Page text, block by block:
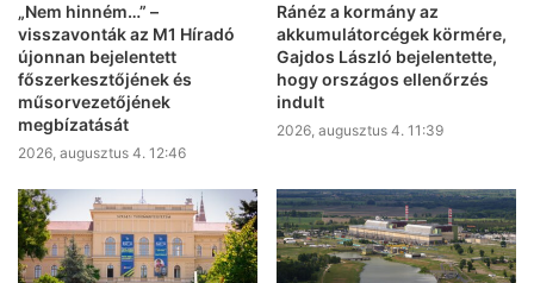
„Nem hinném…” –
visszavonták az M1 Híradó
újonnan bejelentett
főszerkesztőjének és
műsorvezetőjének
megbízatását
2026, augusztus 4. 12:46
Ránéz a kormány az
akkumulátorcégek körmére,
Gajdos László bejelentette,
hogy országos ellenőrzés
indult
2026, augusztus 4. 11:39